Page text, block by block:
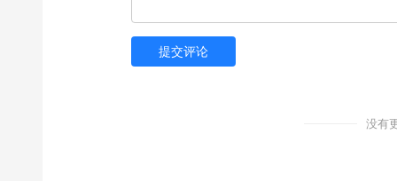
提交评论
没有